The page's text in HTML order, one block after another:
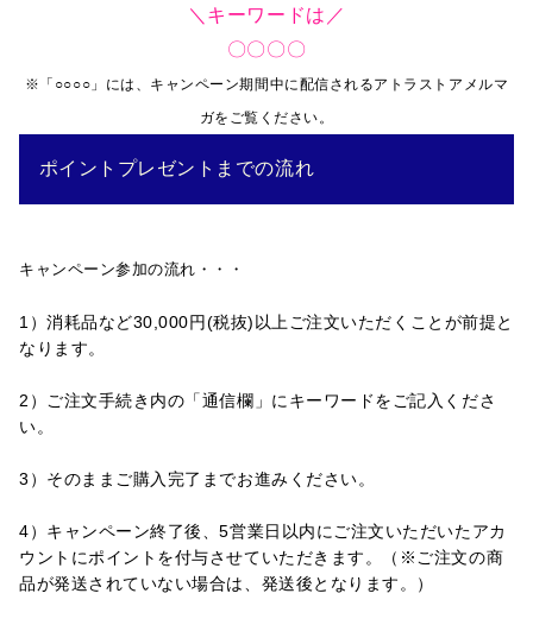
＼キーワードは／
〇〇〇〇
※「○○○○」には、キャンペーン期間中に配信されるアトラストアメルマ
ガをご覧ください。
ポイントプレゼントまでの流れ
キャンペーン参加の流れ・・・
1）消耗品など30,000円(税抜)以上ご注文いただくことが前提と
なります。
2）ご注文手続き内の「通信欄」にキーワードをご記入くださ
い。
3）そのままご購入完了までお進みください。
4）キャンペーン終了後、5営業日以内にご注文いただいたアカ
ウントにポイントを付与させていただきます。（※ご注文の商
品が発送されていない場合は、発送後となります。）